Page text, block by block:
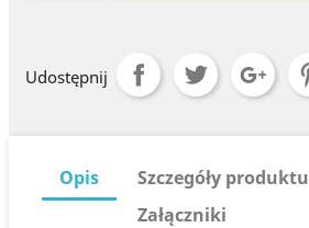
Udostępnij
Opis
Szczegóły produktu
Załączniki